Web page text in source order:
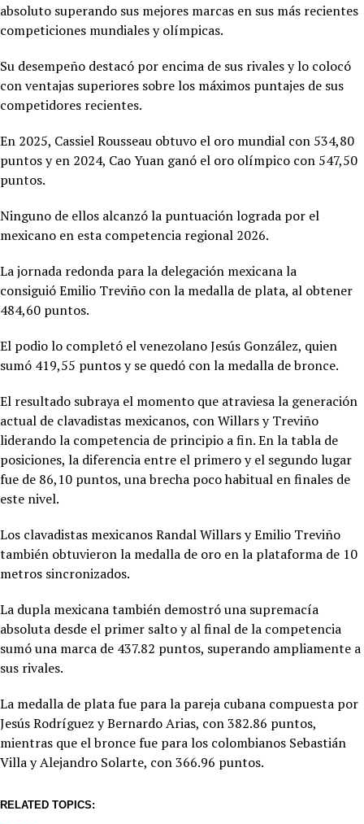
absoluto superando sus mejores marcas en sus más recientes
competiciones mundiales y olímpicas.
Su desempeño destacó por encima de sus rivales y lo colocó
con ventajas superiores sobre los máximos puntajes de sus
competidores recientes.
En 2025, Cassiel Rousseau obtuvo el oro mundial con 534,80
puntos y en 2024, Cao Yuan ganó el oro olímpico con 547,50
puntos.
Ninguno de ellos alcanzó la puntuación lograda por el
mexicano en esta competencia regional 2026.
La jornada redonda para la delegación mexicana la
consiguióEmilio Treviño con la medalla de plata, al obtener
484,60 puntos.
El podio lo completó el venezolano Jesús González, quien
sumó 419,55 puntos y se quedó con la medalla de bronce.
El resultado subraya el momento que atraviesa la generación
actual de clavadistas mexicanos, con Willars y Treviño
liderando la competencia de principio a fin. En la tabla de
posiciones, la diferencia entre el primero y el segundo lugar
fue de 86,10 puntos, una brecha poco habitual en finales de
este nivel.
Los clavadistas mexicanos Randal Willars y Emilio Treviño
también obtuvieron la medalla de oro en la plataforma de 10
metros sincronizados.
La dupla mexicana también demostró una supremacía
absoluta desde el primer salto y al final de la competencia
sumó una marca de 437.82 puntos, superando ampliamente a
sus rivales.
La medalla de plata fue para la pareja cubana compuesta por
Jesús Rodríguez y Bernardo Arias, con 382.86 puntos,
mientras que el bronce fue para los colombianos Sebastián
Villa y Alejandro Solarte, con 366.96 puntos.
RELATED TOPICS: